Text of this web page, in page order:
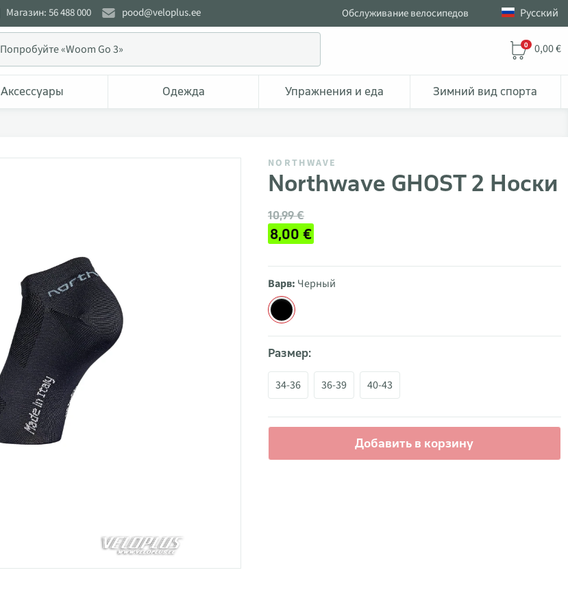
Магазин: 56 488 000 pood@veloplus.ee Обслуживание велосипедов Pусский
0 0,00 €
Аксессуары Одежда Упражнения и еда Зимний вид спорта
NORTHWAVE
Northwave GHOST 2 Носки
10,99 €
8,00 €
Варв: Черный
Размер:
34-36 36-39 40-43
Добавить в корзину